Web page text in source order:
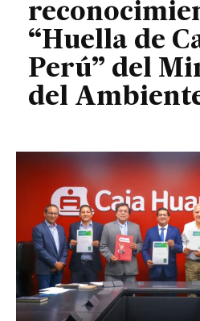
“Huella de
Perú” del
del